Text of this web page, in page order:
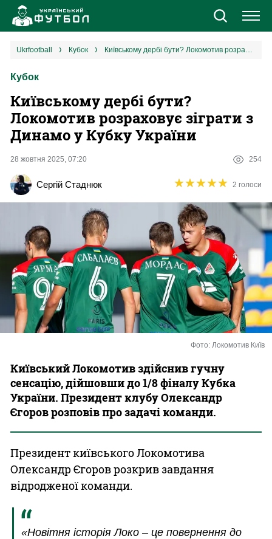
Новини
Єврокубки
УПЛ
2 ліга
Різне
Букмекери
Казино
ukrfootball кубок Київському дербі бути? Локомотив розраховує зіграти з Динамо у Кубку України
Кубок
Київському дербі бути?
Локомотив розраховує зіграти з
Динамо у Кубку України
28 жовтня 2025, 07:20 254
Сергій Стаднюк ★★★★★
★★★★★ 2 голоси
Фото: Локомотив Київ
Київський Локомотив здійснив гучну
сенсацію, дійшовши до 1/8 фіналу Кубка
України. Президент клубу Олександр
Єгоров розповів про задачі команди.
Президент київського Локомотива
Олександр Єгоров розкрив завдання
відродженої команди.
«Новітня історія Локо – це повернення до